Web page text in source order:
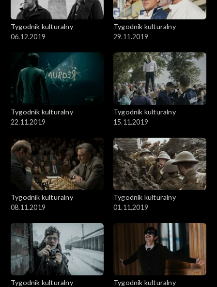
Tygodnik kulturalny
06.12.2019
Tygodnik kulturalny
29.11.2019
Tygodnik kulturalny
22.11.2019
Tygodnik kulturalny
15.11.2019
Tygodnik kulturalny
08.11.2019
Tygodnik kulturalny
01.11.2019
Tygodnik kulturalny
Tygodnik kulturalny